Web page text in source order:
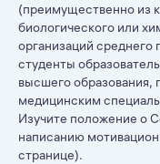
(преимущественно из
биологического или
организаций среднего
студенты
высшего образования,
медицинским
Изучите положение о
написанию
странице).